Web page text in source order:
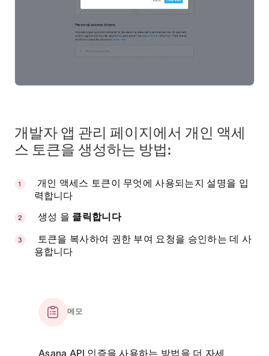
개발자 앱 관리 페이지에서 개인 액세
스 토큰을 생성하는 방법:
개인 액세스 토큰이 무엇에 사용되는지 설명을 입
력합니다
생성 을 클릭합니다
토큰을 복사하여 권한 부여 요청을 승인하는 데 사
용합니다
메모
Asana API 인증을 사용하는 방법을 더 자세